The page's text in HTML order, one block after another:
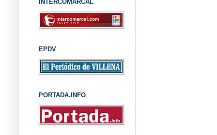
INTERCOMARCAL
EPDV
PORTADA.INFO